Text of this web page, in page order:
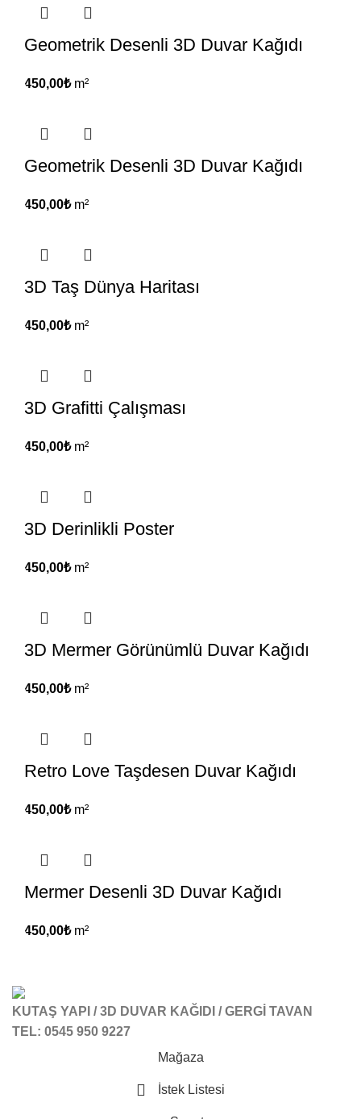
Geometrik Desenli 3D Duvar Kağıdı
450,00₺m²
Geometrik Desenli 3D Duvar Kağıdı
450,00₺m²
3D Taş Dünya Haritası
450,00₺m²
3D Grafitti Çalışması
450,00₺m²
3D Derinlikli Poster
450,00₺m²
3D Mermer Görünümlü Duvar Kağıdı
450,00₺m²
Retro Love Taşdesen Duvar Kağıdı
450,00₺m²
Mermer Desenli 3D Duvar Kağıdı
450,00₺m²
KUTAŞ YAPI / 3D DUVAR KAĞIDI / GERGİ TAVAN
TEL: 0545 950 9227
Mağaza
İstek Listesi